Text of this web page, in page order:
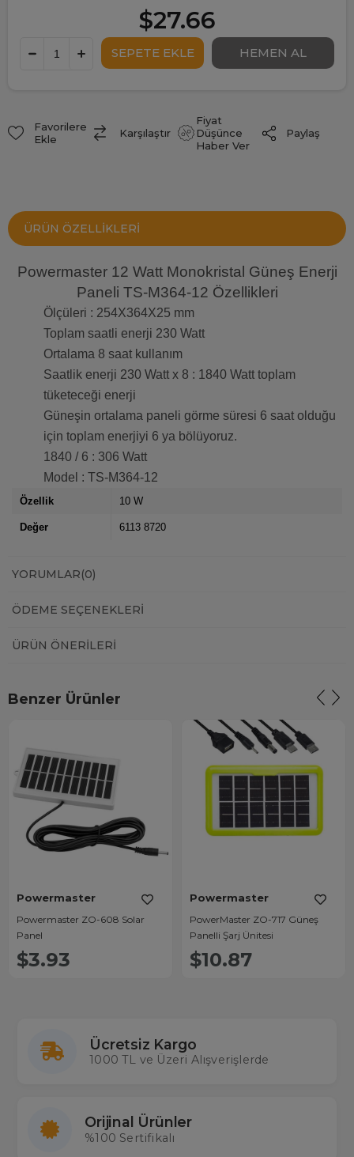
$27.66
Favorilere
Ekle
Karşılaştır
Fiyat
Düşünce
Haber Ver
Paylaş
ÜRÜN ÖZELLIKLERI
Powermaster 12 Watt Monokristal Güneş Enerji
Paneli TS-M364-12 Özellikleri
Ölçüleri : 254X364X25 mm
Toplam saatli enerji 230 Watt
Ortalama 8 saat kullanım
Saatlik enerji 230 Watt x 8 : 1840 Watt toplam
tüketeceği enerji
Güneşin ortalama paneli görme süresi 6 saat olduğu
için toplam enerjiyi 6 ya bölüyoruz.
1840 / 6 : 306 Watt
Model : TS-M364-12
Özellik 10 W
Değer 6113 8720
YORUMLAR(0)
ÖDEME SEÇENEKLERI
ÜRÜN ÖNERILERI
Benzer Ürünler
Powermaster
Powermaster ZO-608 Solar
Panel
$3.93
Powermaster
PowerMaster ZO-717 Güneş
Panelli Şarj Ünitesi
$10.87
Ücretsiz Kargo
1000 TL ve Üzeri Alışverişlerde
Orijinal Ürünler
%100 Sertifikalı